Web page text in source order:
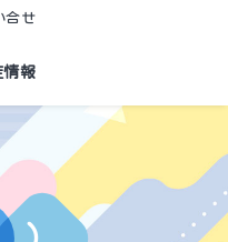
合せ
情報